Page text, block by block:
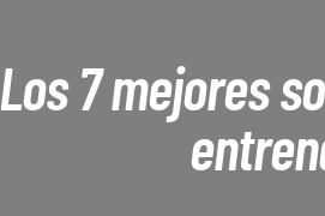
Los 7 mejores